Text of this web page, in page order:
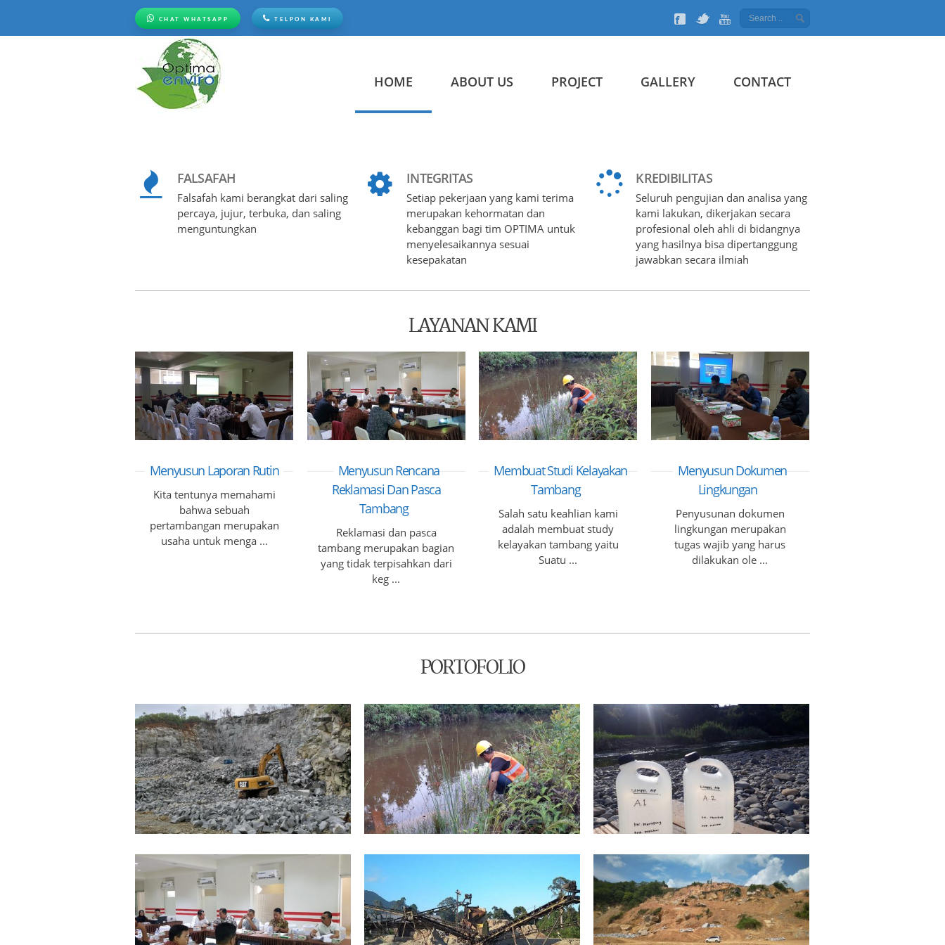
CHAT WHATSAPP TELPON KAMI
HOME
ABOUT US PROJECT GALLERY CONTACT
FALSAFAH
Falsafah kami berangkat dari saling
percaya, jujur, terbuka, dan saling
menguntungkan
INTEGRITAS
Setiap pekerjaan yang kami terima
merupakan kehormatan dan
kebanggan bagi tim OPTIMA untuk
menyelesaikannya sesuai
kesepakatan
KREDIBILITAS
Seluruh pengujian dan analisa yang
kami lakukan, dikerjakan secara
profesional oleh ahli di bidangnya
yang hasilnya bisa dipertanggung
jawabkan secara ilmiah
LAYANAN KAMI
Menyusun Laporan Rutin
Kita tentunya memahami
bahwa sebuah
pertambangan merupakan
usaha untuk menga ...
Menyusun Rencana
Reklamasi Dan Pasca
Tambang
Reklamasi dan pasca
tambang merupakan bagian
yang tidak terpisahkan dari
keg ...
Membuat Studi Kelayakan
Tambang
Salah satu keahlian kami
adalah membuat study
kelayakan tambang yaitu
Suatu ...
Menyusun Dokumen
Lingkungan
Penyusunan dokumen
lingkungan merupakan
tugas wajib yang harus
dilakukan ole ...
PORTOFOLIO